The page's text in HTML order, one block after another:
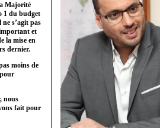
Majorité
1 du budget
s’agit pas
et
la mise en
dernier.
moins de
nous
fait pour